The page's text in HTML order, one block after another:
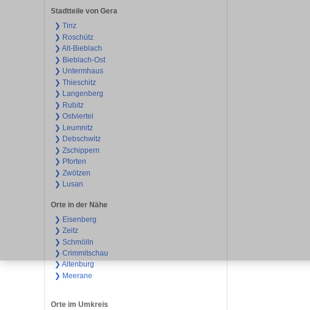
Stadtteile von Gera
❯ Tinz
❯ Roschütz
❯ Alt-Bieblach
❯ Bieblach-Ost
❯ Untermhaus
❯ Thieschitz
❯ Langenberg
❯ Rubitz
❯ Ostviertel
❯ Leumnitz
❯ Debschwitz
❯ Zschippern
❯ Pforten
❯ Zwötzen
❯ Lusan
Orte in der Nähe
❯ Eisenberg
❯ Zeitz
❯ Schmölln
❯ Crimmitschau
❯ Altenburg
❯ Meerane
Orte im Umkreis